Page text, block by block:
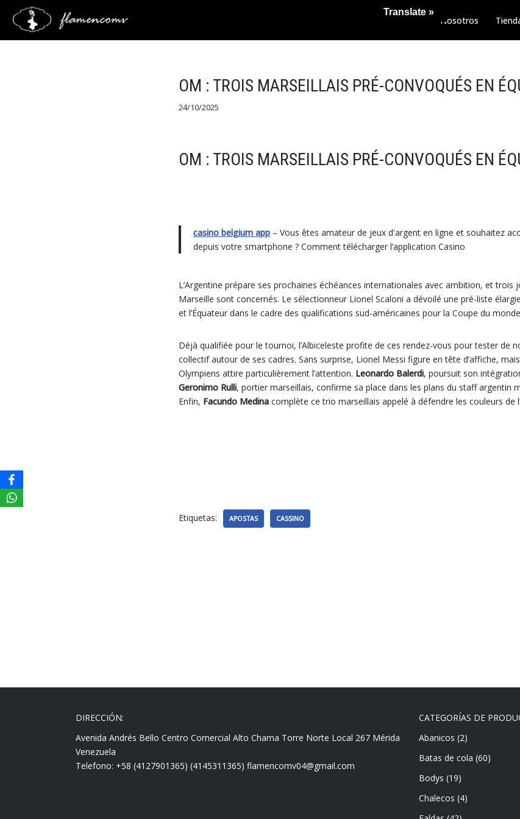
Saltar
Nosotros
OM : TROIS MARSEILLAIS PRÉ-CONVOQUÉS EN
24/10/2025
OM : TROIS MARSEILLAIS PRÉ-CONVOQUÉS EN
casino belgium app– Vous êtes amateur de jeux d'argent en ligne et souhaitez
depuis votre smartphone ? Comment télécharger l’application Casino
L’Argentine prépare ses prochaines échéances internationales avec ambition, et trois
Marseille sont concernés. Le sélectionneur Lionel Scaloni a dévoilé une pré-liste
et l’Équateur dans le cadre des qualifications sud-américaines pour la Coupe du
Déjà qualifiée pour le tournoi, l’Albiceleste profite de ces rendez-vous pour tester de
collectif autour de ses cadres. Sans surprise, Lionel Messi figure en tête d’affiche,
Olympiens attire particulièrement l’attention. Leonardo Balerdi, poursuit son
Geronimo Rulli, portier marseillais, confirme sa place dans les plans du staff argentin
Enfin, Facundo Medina complète ce trio marseillais appelé à défendre les couleurs de
Etiquetas: APOSTAS CASSINO
DIRECCIÓN:
Avenida Andrés Bello Centro Comercial Alto Chama Torre Norte Local 267 Mérida
Venezuela
Telefono: +58 (4127901365) (4145311365) flamencomv04@gmail.com
CATEGORÍAS DE
Abanicos (2)
Batas de cola (60)
Bodys (19)
Chalecos (4)
Translate »